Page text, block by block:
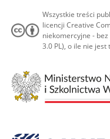
Wszystkie treści
licencji Creative
niekomercyjne - bez
3.0 PL), o ile nie